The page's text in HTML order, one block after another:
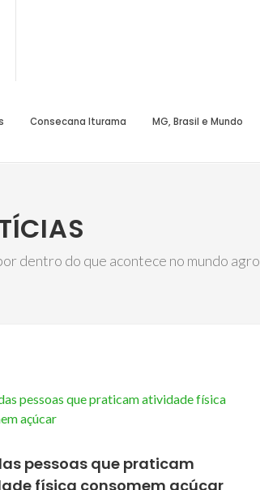
Consecana Iturama MG, Brasil e Mundo
dentro do que acontece no mundo agro
pessoas que praticam
física consomem açúcar